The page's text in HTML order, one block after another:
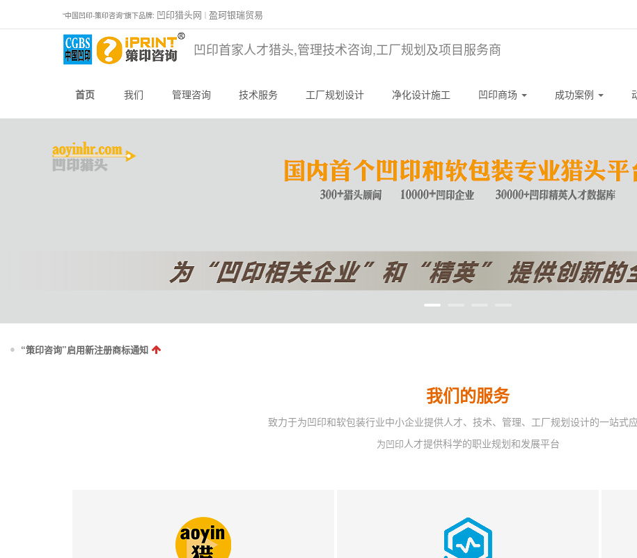
“中国凹印-策印咨询”旗下品牌: 凹印猎头网 盈珂银瑞贸易
凹印首家人才猎头,管理技术咨询,工厂规划及项目服务商
首页 我们 管理咨询 技术服务 工厂规划设计 净化设计施工 凹印商场 成功案例
“策印咨询”启用新注册商标通知
我们的服务
致力于为凹印和软包装行业中小企业提供人才、技术、管理、工厂规划设计的一站式
为凹印人才提供科学的职业规划和发展平台